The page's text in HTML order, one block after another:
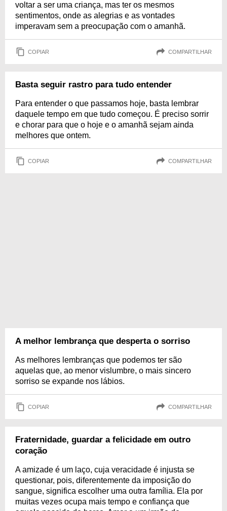
voltar a ser uma criança, mas ter os mesmos
sentimentos, onde as alegrias e as vontades
imperavam sem a preocupação com o amanhã.
COPIAR COMPARTILHAR
Basta seguir rastro para tudo entender
Para entender o que passamos hoje, basta lembrar
daquele tempo em que tudo começou. É preciso sorrir
e chorar para que o hoje e o amanhã sejam ainda
melhores que ontem.
COPIAR COMPARTILHAR
A melhor lembrança que desperta o sorriso
As melhores lembranças que podemos ter são
aquelas que, ao menor vislumbre, o mais sincero
sorriso se expande nos lábios.
COPIAR COMPARTILHAR
Fraternidade, guardar a felicidade em outro
coração
A amizade é um laço, cuja veracidade é injusta se
questionar, pois, diferentemente da imposição do
sangue, significa escolher uma outra família. Ela por
muitas vezes ocupa mais tempo e confiança que